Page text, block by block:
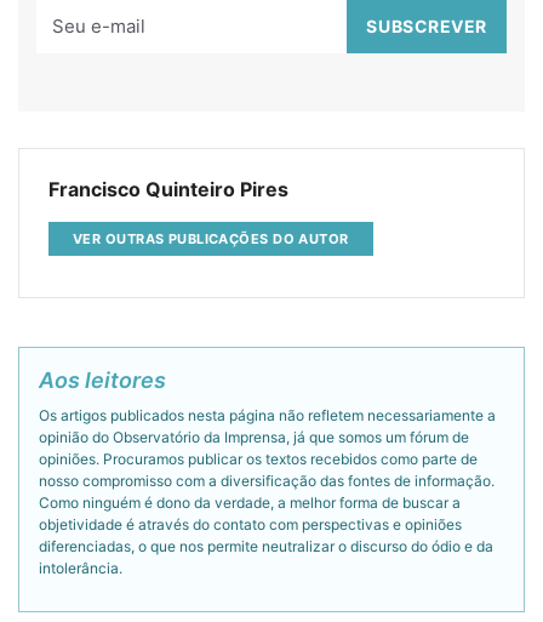
Francisco Quinteiro Pires
VER OUTRAS PUBLICAÇÕES DO AUTOR
Aos leitores
Os artigos publicados nesta página não refletem necessariamente a
opinião do Observatório da Imprensa, já que somos um fórum de
opiniões. Procuramos publicar os textos recebidos como parte de
nosso compromisso com a diversificação das fontes de informação.
Como ninguém é dono da verdade, a melhor forma de buscar a
objetividade é através do contato com perspectivas e opiniões
diferenciadas, o que nos permite neutralizar o discurso do ódio e da
intolerância.